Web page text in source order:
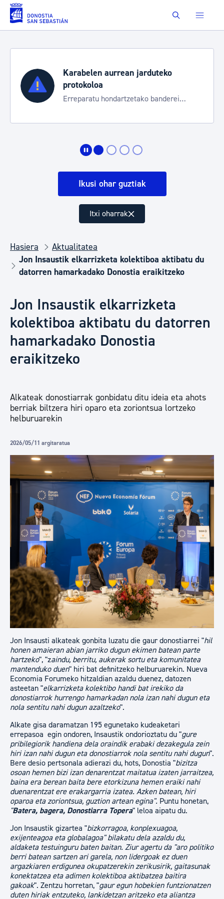
Eduki nagusira joan Buscar
Karabelen aurrean jarduteko
protokoloa
Erreparatu hondartzetako banderei
Ikusi ohar guztiak
Itxi oharrak
Hasiera
Aktualitatea
Jon Insaustik elkarrizketa kolektiboa aktibatu du
datorren hamarkadako Donostia eraikitzeko
Jon Insaustik elkarrizketa
kolektiboa aktibatu du datorren
hamarkadako Donostia
eraikitzeko
Alkateak donostiarrak gonbidatu ditu ideia eta ahots
berriak biltzera hiri oparo eta zoriontsua lortzeko
helburuarekin
2026/05/11 argitaratua
Jon Insausti alkateak gonbita luzatu die gaur donostiarrei "hil
honen amaieran abian jarriko dugun ekimen batean parte
hartzeko", "zaindu, berritu, aukerak sortu eta komunitatea
mantenduko duen" hiri bat definitzeko helburuarekin. Nueva
Economia Forumeko hitzaldian azaldu duenez, datozen
asteetan "elkarrizketa kolektibo handi bat irekiko da
donostiarrok hurrengo hamarkadan nola izan nahi dugun eta
nola sentitu nahi dugun azaltzeko".
Alkate gisa daramatzan 195 egunetako kudeaketari
errepasoa egin ondoren, Insaustik ondorioztatu du "gure
pribilegiorik handiena dela oraindik erabaki dezakegula zein
hiri izan nahi dugun eta donostiarrok nola sentitu nahi dugun".
Bere desio pertsonala adierazi du, hots, Donostia "bizitza
osoan hemen bizi izan denarentzat maitatua izaten jarraitzea,
baina era berean baita bere etorkizuna hemen eraiki nahi
duenarentzat ere erakargarria izatea. Azken batean, hiri
oparoa eta zoriontsua, guztion artean egina". Puntu honetan,
"Batera, bagera, Donostiarra Topera" leloa aipatu du.
Jon Insaustik gizartea "bizkorragoa, konplexuagoa,
exijenteagoa eta globalagoa" bilakatu dela azaldu du,
aldaketa testuinguru baten baitan. Ziur agertu da "aro politiko
berri batean sartzen ari garela, non lidergoak ez duen
argazkiaren erdigunea okupatzerekin zerikusirik, gaitasunak
konektatzea eta adimen kolektiboa aktibatzea baitira
gakoak". Zentzu horretan, "gaur egun hobekien funtzionatzen
duten hiriak entzuteko, lankidetzan aritzeko eta aliantza